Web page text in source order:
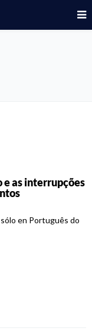
e as interrupções
en Português do